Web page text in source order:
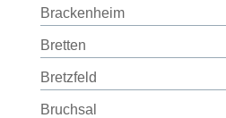
Brackenheim
Bretten
Bretzfeld
Bruchsal